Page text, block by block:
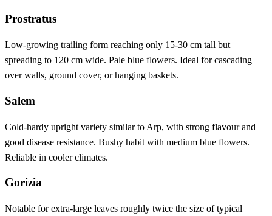
Prostratus
Low-growing trailing form reaching only 15-30 cm tall but
spreading to 120 cm wide. Pale blue flowers. Ideal for cascading
over walls, ground cover, or hanging baskets.
Salem
Cold-hardy upright variety similar to Arp, with strong flavour and
good disease resistance. Bushy habit with medium blue flowers.
Reliable in cooler climates.
Gorizia
Notable for extra-large leaves roughly twice the size of typical